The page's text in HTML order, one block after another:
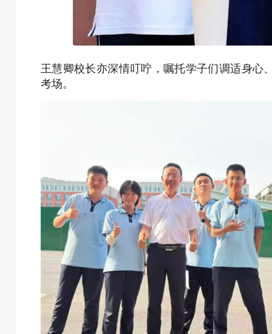
王慧卿校长亦深情叮咛，嘱托学子们调适身心
考场。